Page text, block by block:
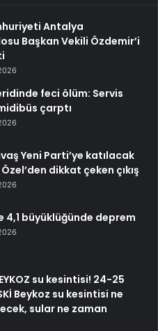
Antalya
Başkan Vekili Özdemir’i
feci ölüm: Servis
çarptı
Yeni Parti’ye katılacak
dikkat çeken çıkış
4,1 büyüklüğünde deprem
su kesintisi! 24-25
Beykoz su kesintisi ne
sular ne zaman